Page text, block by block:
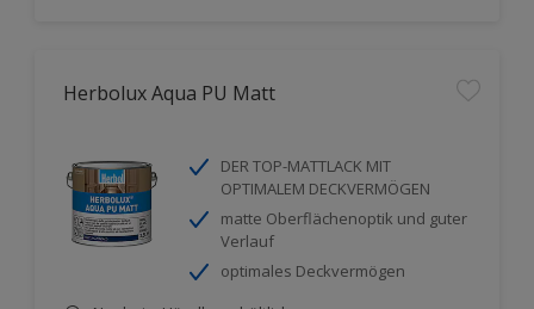
Herbolux Aqua PU Matt
DER TOP-MATTLACK MIT
OPTIMALEM DECKVERMÖGEN
matte Oberflächenoptik und guter
Verlauf
optimales Deckvermögen